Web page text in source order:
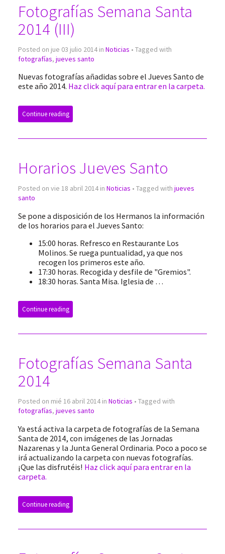
Fotografías Semana Santa
2014 (III)
Posted on jue 03 julio 2014 in Noticias • Tagged with
fotografías, jueves santo
Nuevas fotografías añadidas sobre el Jueves Santo de
este año 2014. Haz click aquí para entrar en la carpeta.
Continue reading
Horarios Jueves Santo
Posted on vie 18 abril 2014 in Noticias • Tagged with jueves
santo
Se pone a disposición de los Hermanos la información
de los horarios para el Jueves Santo:
15:00 horas. Refresco en Restaurante Los
Molinos. Se ruega puntualidad, ya que nos
recogen los primeros este año.
17:30 horas. Recogida y desfile de "Gremios".
18:30 horas. Santa Misa. Iglesia de …
Continue reading
Fotografías Semana Santa
2014
Posted on mié 16 abril 2014 in Noticias • Tagged with
fotografías, jueves santo
Ya está activa la carpeta de fotografías de la Semana
Santa de 2014, con imágenes de las Jornadas
Nazarenas y la Junta General Ordinaria. Poco a poco se
irá actualizando la carpeta con nuevas fotografías.
¡Que las disfrutéis! Haz click aquí para entrar en la
carpeta.
Continue reading